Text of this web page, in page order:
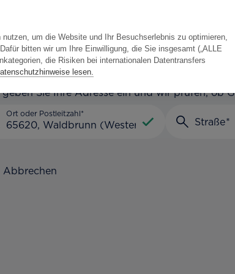
Sie Ihre Adresse ein und wir prüfen, ob
Ort oder Postleitzahl
Straße
Abbrechen
um die Website und Ihr Besuchserlebnis zu optimieren,
bitten wir um Ihre Einwilligung, die Sie insgesamt („ALLE
die Risiken bei internationalen Datentransfers
lesen.